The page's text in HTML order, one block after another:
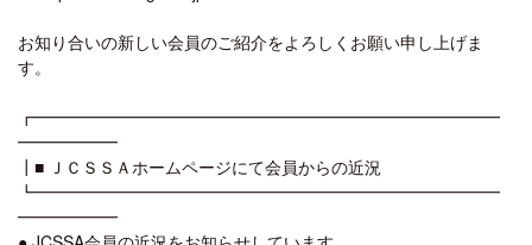
お知り合いの新しい会員のご紹介をよろしくお願い申し上げま
す。
┏━━━━━━━━━━━━━━━━━━━━━━━━━━━━
━━━━━━
┃■ ＪＣＳＳＡホームページにて会員からの近況
┗━━━━━━━━━━━━━━━━━━━━━━━━━━━━
━━━━━━